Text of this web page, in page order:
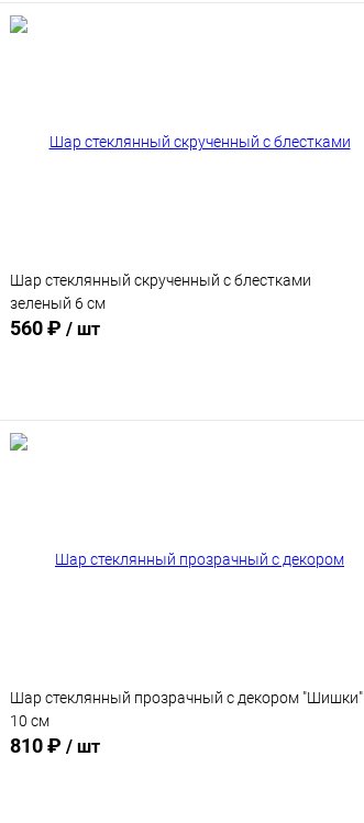
Шар стеклянный скрученный с блестками
зеленый 6 см
560 ₽ / шт
Подписаться
Шар стеклянный прозрачный с декором "Шишки"
10 см
810 ₽ / шт